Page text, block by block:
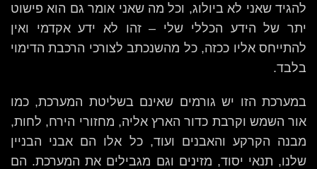
להגיד שאני לא ביולוג, וכל מה שאני אומר גם הוא פישוט
יתר של הידע הכללי שלי – זהו לא ידע אקדמי ואין
להתייחס אליו ככזה, כל מהשנכתב לצורכי הרכבת הדימוי
בלבד.
במערכת הזו יש גורמים שאינם בשליטת המערכת, כמו
אור השמש וקרבת כדור הארץ אליה, מחזורי הירח, לחות,
מבנה הקרקע והאבנים ועוד, כל אלו הם אבני הבניין
שלנו, תנאי יסוד, מזינים וגם מגבילים את המערכת. הם